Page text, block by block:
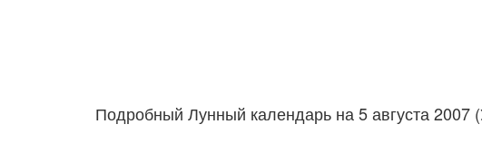
Подробный Лунный календарь на 5 августа 2007